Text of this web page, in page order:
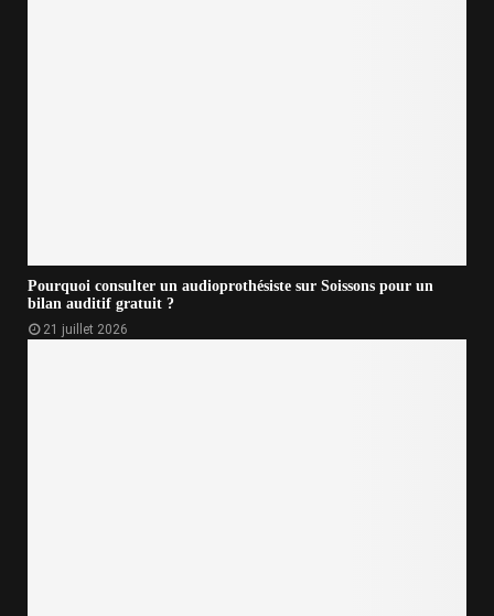
Pourquoi consulter un audioprothésiste sur Soissons pour un
bilan auditif gratuit ?
21 juillet 2026